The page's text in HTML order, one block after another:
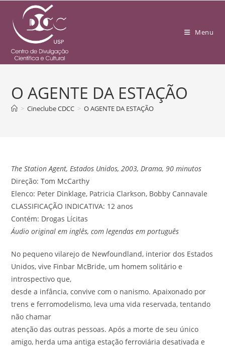
Menu
O AGENTE DA ESTAÇÃO
> Cineclube CDCC > O AGENTE DA ESTAÇÃO
The Station Agent, Estados Unidos, 2003, Drama, 90 minutos
Direção: Tom McCarthy
Elenco: Peter Dinklage, Patricia Clarkson, Bobby Cannavale
CLASSIFICAÇÃO INDICATIVA: 12 anos
Contém: Drogas Lícitas
Áudio original em inglês, com legendas em português
No pequeno vilarejo de Newfoundland, interior dos Estados
Unidos, vive Finbar McBride, um homem solitário e
introspectivo que,
desde a infância, convive com o nanismo. Apaixonado por
trens e ferromodelismo, leva uma vida reservada, tentando
não chamar
atenção das outras pessoas. Após a morte de seu único
amigo, herda uma antiga estação ferroviária desativada e